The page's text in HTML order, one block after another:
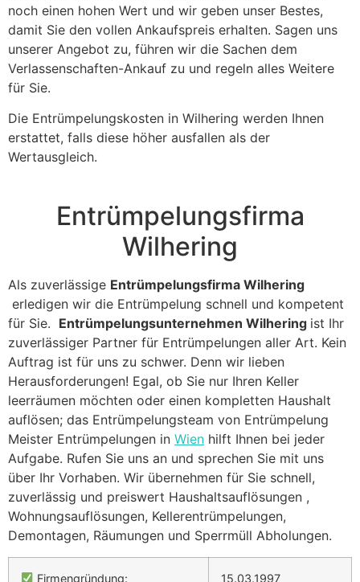
noch einen hohen Wert und wir geben unser Bestes,
damit Sie den vollen Ankaufspreis erhalten. Sagen uns
unserer Angebot zu, führen wir die Sachen dem
Verlassenschaften-Ankauf zu und regeln alles Weitere
für Sie.
Die Entrümpelungskosten in Wilhering werden Ihnen
erstattet, falls diese höher ausfallen als der
Wertausgleich.
Entrümpelungsfirma
Wilhering
Als zuverlässige Entrümpelungsfirma Wilhering
erledigen wir die Entrümpelung schnell und kompetent
für Sie. Entrümpelungsunternehmen Wilhering ist Ihr
zuverlässiger Partner für Entrümpelungen aller Art. Kein
Auftrag ist für uns zu schwer. Denn wir lieben
Herausforderungen! Egal, ob Sie nur Ihren Keller
leerräumen möchten oder einen kompletten Haushalt
auflösen; das Entrümpelungsteam von Entrümpelung
Meister Entrümpelungen in Wien hilft Ihnen bei jeder
Aufgabe. Rufen Sie uns an und sprechen Sie mit uns
über Ihr Vorhaben. Wir übernehmen für Sie schnell,
zuverlässig und preiswert Haushaltsauflösungen ,
Wohnungsauflösungen, Kellerentrümpelungen,
Demontagen, Räumungen und Sperrmüll Abholungen.
Firmengründung: 15.03.1997